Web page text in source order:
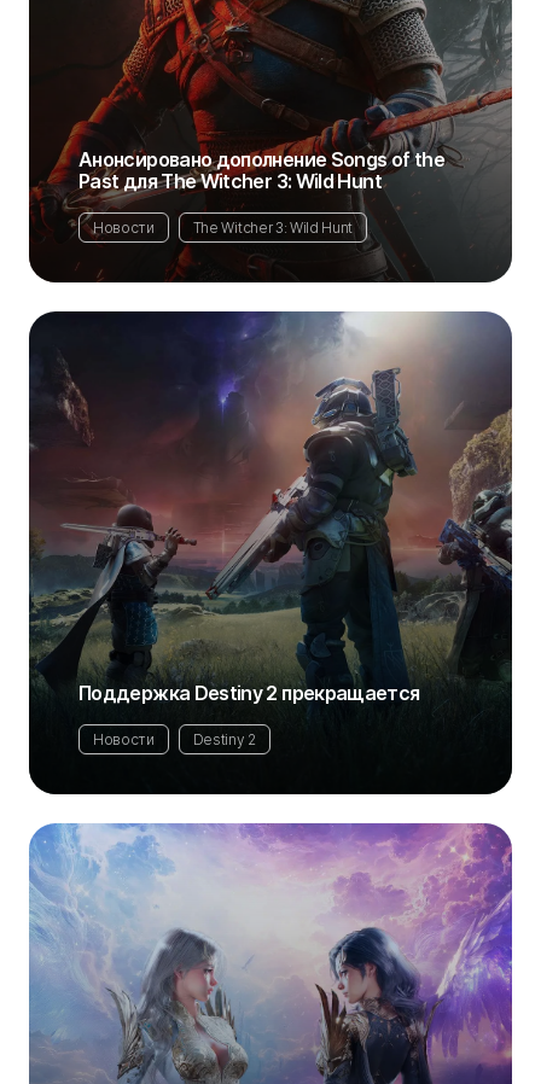
Анонсировано дополнение Songs of the
Past для The Witcher 3: Wild Hunt
Новости The Witcher 3: Wild Hunt
Поддержка Destiny 2 прекращается
Новости Destiny 2